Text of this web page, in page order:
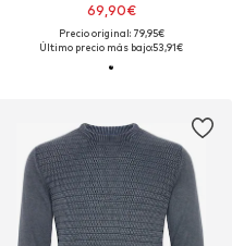
69,90€
Precio original: 79,95€
Último precio más bajo:53,91€